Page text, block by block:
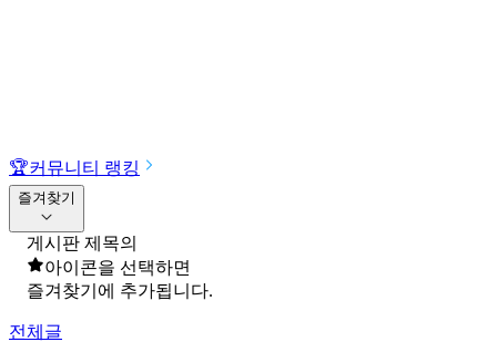
🏆커뮤니티 랭킹
즐겨찾기
게시판 제목의
아이콘을 선택하면
즐겨찾기에 추가됩니다.
전체글